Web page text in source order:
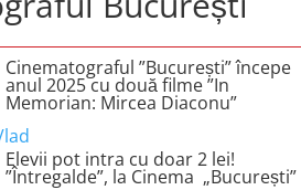
Cinematograful ”București” începe
anul 2025 cu două filme ”In
Memorian: Mircea Diaconu”
Elevii pot intra cu doar 2 lei!
”Întregalde”, la Cinema „București”